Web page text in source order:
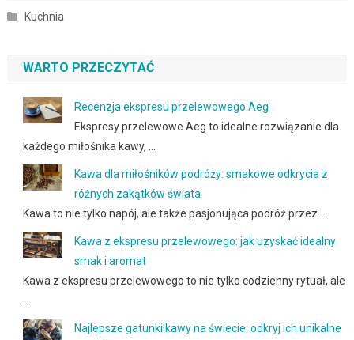
Kuchnia
WARTO PRZECZYTAĆ
Recenzja ekspresu przelewowego Aeg
Ekspresy przelewowe Aeg to idealne rozwiązanie dla
każdego miłośnika kawy, …
Kawa dla miłośników podróży: smakowe odkrycia z
różnych zakątków świata
Kawa to nie tylko napój, ale także pasjonująca podróż przez …
Kawa z ekspresu przelewowego: jak uzyskać idealny
smak i aromat
Kawa z ekspresu przelewowego to nie tylko codzienny rytuał, ale
Najlepsze gatunki kawy na świecie: odkryj ich unikalne